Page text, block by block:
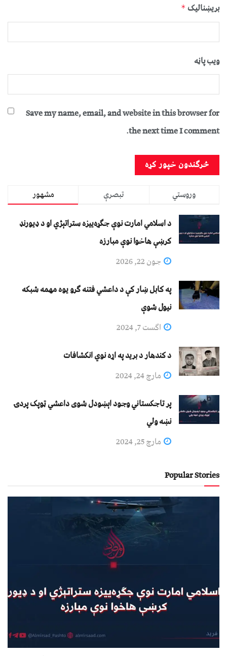
بریښنالیک *
ویب پاڼه
Save my name, email, and website in this browser for
the next time I comment.
مشهور تبصرې
وروستي
د اسلامي امارت نوې جګړه‌ییزه ستراتېژي او د ډیورنډ
کرښې هاخوا نوې مبارزه
جون 22, 2026
په کابل ښار کې د داعشي فتنه ګرو يوه مهمه شبکه
نيول شوې
اگست 7, 2024
د کندهار د برید په اړه نوي انکشافات
مارچ 24, 2024
پر تاجکستاني وجود اېښودل شوی داعشي ټوپک پردۍ
نښه ولي
مارچ 25, 2024
Popular Stories